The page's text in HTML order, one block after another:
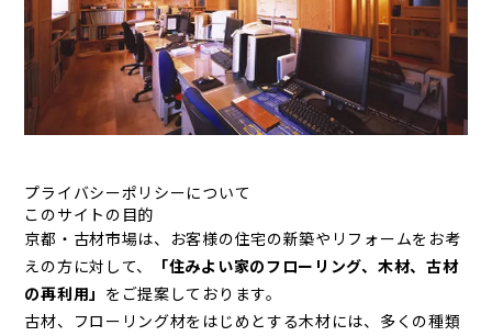
プライバシーポリシーについて
このサイトの目的
京都・古材市場は、お客様の住宅の新築やリフォームをお考
えの方に対して、
「住みよい家のフローリング、木材、古材
の再利用」 をご提案しております。
古材、フローリング材をはじめとする木材には、多くの種類